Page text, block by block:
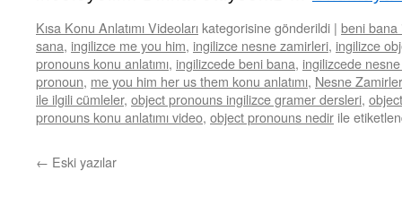
Kısa Konu Anlatımı Videoları kategorisine gönderildi | beni bana
sana, ingilizce me you him, ingilizce nesne zamirleri, ingilizce
pronouns konu anlatımı, ingilizcede beni bana, ingilizcede
pronoun, me you him her us them konu anlatımı, Nesne
ile ilgili cümleler, object pronouns ingilizce gramer dersleri,
pronouns konu anlatımı video, object pronouns nedir ile
← Eski yazılar